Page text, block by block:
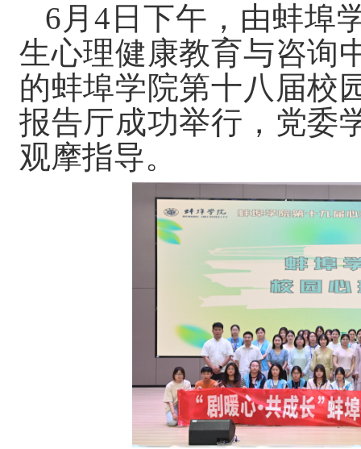
6 月 4 日下午，由蚌埠
生心理健康教育与咨询
的蚌埠学院第十八 届校
报告厅成功举行， 党委
观摩指导。